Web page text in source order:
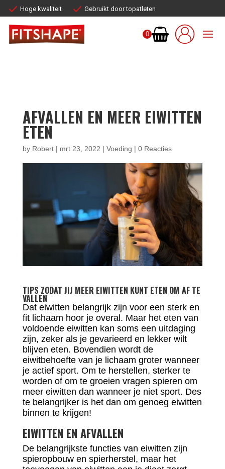
Hoge kwaliteit Gebruikt door topatleten
0
AFVALLEN EN MEER EIWITTEN
ETEN
by Robert| mrt 23, 2022 | Voeding | 0 Reacties
TIPS ZODAT JIJ MEER EIWITTEN KUNT ETEN OM AF TE
VALLEN
Dat eiwitten belangrijk zijn voor een sterk en
fit lichaam hoor je overal. Maar het eten van
voldoende eiwitten kan soms een uitdaging
zijn, zeker als je gevarieerd en lekker wilt
blijven eten. Bovendien wordt de
eiwitbehoefte van je lichaam groter wanneer
je actief sport. Om te herstellen, sterker te
worden of om te groeien vragen spieren om
meer eiwitten dan wanneer je niet sport. Des
te belangrijker is het dan om genoeg eiwitten
binnen te krijgen!
EIWITTEN EN AFVALLEN
De belangrijkste functies van eiwitten zijn
spieropbouw en spierherstel, maar het